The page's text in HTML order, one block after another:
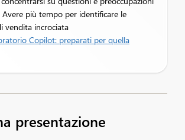
più tempo per identificare le
vendita incrociata
Copilot: preparati per quella
presentazione